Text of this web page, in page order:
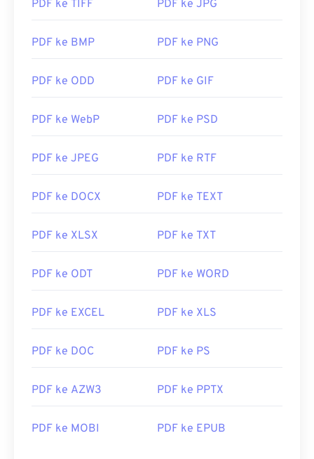
https://en.wikipedia.org/wiki/
adobe/tentang-adobe-pdf.html
PDF ke TIFF PDF ke JPG
PDF ke BMP PDF ke PNG
PDF ke ODD PDF ke GIF
PDF ke WebP PDF ke PSD
PDF ke JPEG PDF ke RTF
PDF ke DOCX PDF ke TEXT
PDF ke XLSX PDF ke TXT
PDF ke ODT PDF ke WORD
PDF ke EXCEL PDF ke XLS
PDF ke DOC PDF ke PS
PDF ke AZW3 PDF ke PPTX
PDF ke MOBI PDF ke EPUB